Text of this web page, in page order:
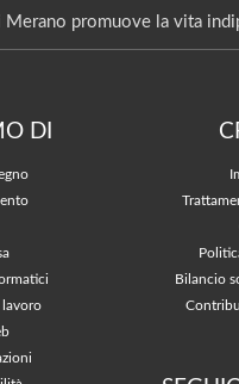
Merano promuove la vita
DI
lavoro
Bilancio